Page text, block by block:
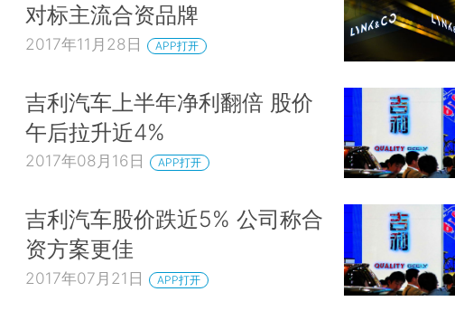
对标主流合资品牌
2017年11月28日 APP打开
吉利汽车上半年净利翻倍 股价
午后拉升近4%
2017年08月16日 APP打开
吉利汽车股价跌近5% 公司称合
资方案更佳
2017年07月21日 APP打开